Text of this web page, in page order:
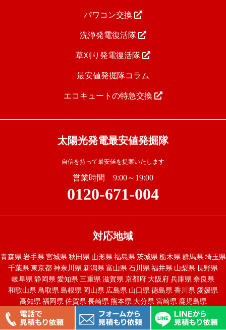
パワコン交換
洗浄発電復活隊
草刈り発電復活隊
最安値発掘隊コラム
エコキュートの特急交換
太陽光発電最安値発掘隊
自信を持って最安値を提案いたします
営業時間 9:00～19:00
0120-671-004
対応地域
青森県 岩手県 宮城県 秋田県 山形県 福島県 茨城県 栃木県 群馬県 埼玉県
千葉県 東京都 神奈川県 新潟県 富山県 石川県 福井県 山梨県 長野県
岐阜県 静岡県 愛知県 三重県 滋賀県 京都府 大阪府 兵庫県 奈良県
和歌山県 鳥取県 島根県 岡山県 広島県 山口県 徳島県 香川県 愛媛県
高知県 福岡県 佐賀県 長崎県 熊本県 大分県 宮崎県 鹿児島県